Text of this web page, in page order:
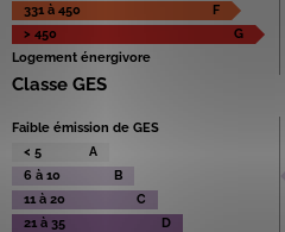
331 à 450
F
> 450
G
Logement énergivore
Classe GES
Faible émission de GES
< 5
A
6 à 10
B
11 à 20
C
21 à 35
D